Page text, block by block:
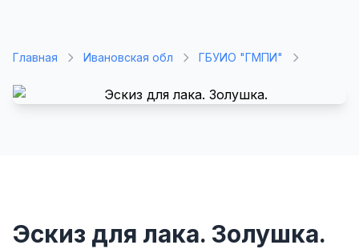
Главная Ивановская обл ГБУИО "ГМПИ"
Эскиз для лака. Золушка.